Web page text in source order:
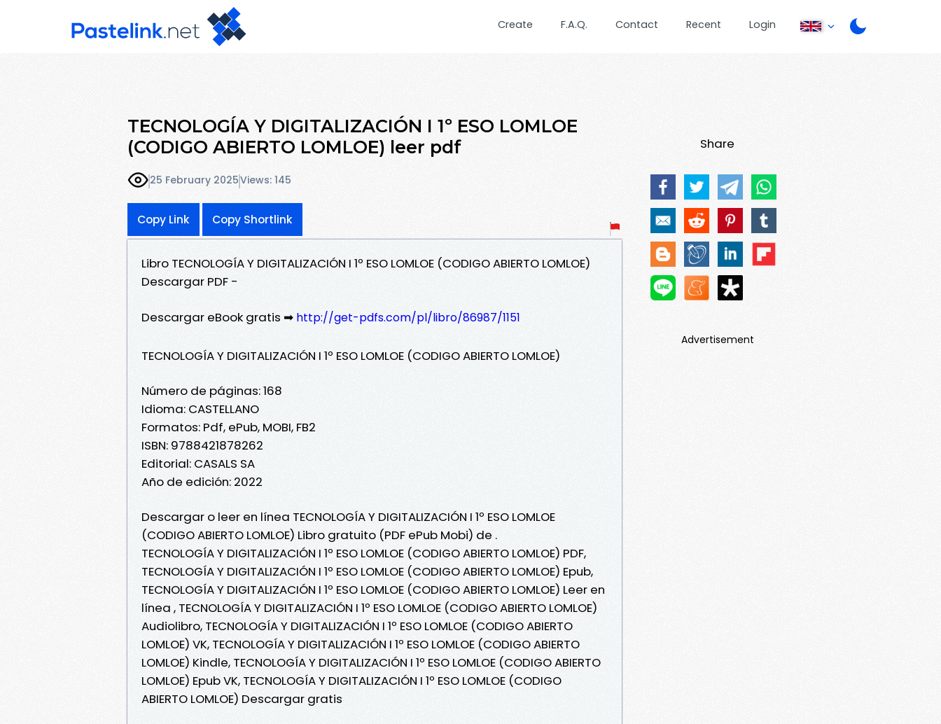
Create F.A.Q. Contact Recent Login
TECNOLOGÍA Y DIGITALIZACIÓN I 1º ESO LOMLOE
(CODIGO ABIERTO LOMLOE) leer pdf
25 February 2025Views: 145
Copy Link Copy Shortlink
Libro TECNOLOGÍA Y DIGITALIZACIÓN I 1º ESO LOMLOE (CODIGO ABIERTO LOMLOE)
Descargar PDF -
Descargar eBook gratis ➡ http://get-pdfs.com/pl/libro/86987/1151
TECNOLOGÍA Y DIGITALIZACIÓN I 1º ESO LOMLOE (CODIGO ABIERTO LOMLOE)
Número de páginas: 168
Idioma: CASTELLANO
Formatos: Pdf, ePub, MOBI, FB2
ISBN: 9788421878262
Editorial: CASALS SA
Año de edición: 2022
Descargar o leer en línea TECNOLOGÍA Y DIGITALIZACIÓN I 1º ESO LOMLOE
(CODIGO ABIERTO LOMLOE) Libro gratuito (PDF ePub Mobi) de .
TECNOLOGÍA Y DIGITALIZACIÓN I 1º ESO LOMLOE (CODIGO ABIERTO LOMLOE) PDF,
TECNOLOGÍA Y DIGITALIZACIÓN I 1º ESO LOMLOE (CODIGO ABIERTO LOMLOE) Epub,
TECNOLOGÍA Y DIGITALIZACIÓN I 1º ESO LOMLOE (CODIGO ABIERTO LOMLOE) Leer en
línea , TECNOLOGÍA Y DIGITALIZACIÓN I 1º ESO LOMLOE (CODIGO ABIERTO LOMLOE)
Audiolibro, TECNOLOGÍA Y DIGITALIZACIÓN I 1º ESO LOMLOE (CODIGO ABIERTO
LOMLOE) VK, TECNOLOGÍA Y DIGITALIZACIÓN I 1º ESO LOMLOE (CODIGO ABIERTO
LOMLOE) Kindle, TECNOLOGÍA Y DIGITALIZACIÓN I 1º ESO LOMLOE (CODIGO ABIERTO
LOMLOE) Epub VK, TECNOLOGÍA Y DIGITALIZACIÓN I 1º ESO LOMLOE (CODIGO
ABIERTO LOMLOE) Descargar gratis
Share
Advertisement